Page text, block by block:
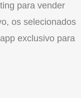
para vender
os selecionados
exclusivo para